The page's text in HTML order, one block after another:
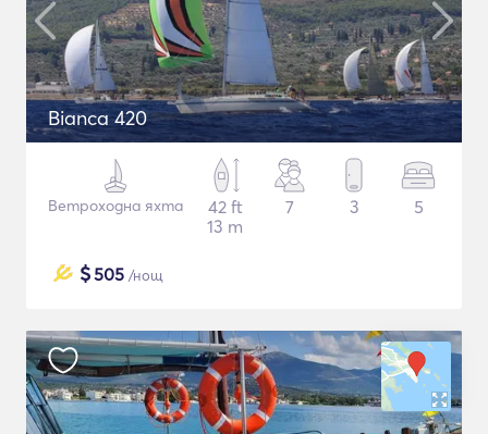
Bianca 420
Ветроходна яхта
42 ft
13 m
7 3 5
$505 /нощ